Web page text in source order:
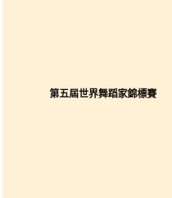
第五屆世界舞蹈家錦標賽